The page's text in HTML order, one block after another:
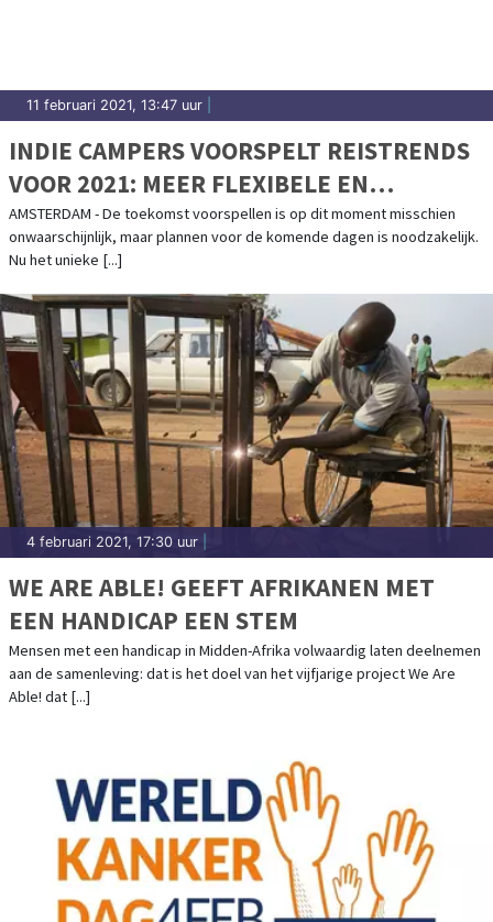
11 februari 2021, 13:47 uur
INDIE CAMPERS VOORSPELT REISTRENDS
VOOR 2021: MEER FLEXIBELE EN
AUTHENTIEKE REISERVARINGEN
ONDERWEG
AMSTERDAM - De toekomst voorspellen is op dit moment misschien
onwaarschijnlijk, maar plannen voor de komende dagen is noodzakelijk.
Nu het unieke [...]
4 februari 2021, 17:30 uur
WE ARE ABLE! GEEFT AFRIKANEN MET
EEN HANDICAP EEN STEM
Mensen met een handicap in Midden-Afrika volwaardig laten deelnemen
aan de samenleving: dat is het doel van het vijfjarige project We Are
Able! dat [...]